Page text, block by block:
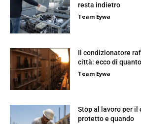
resta indietro
Team Eywa
Il condizionatore
città: ecco di quanto
Team Eywa
Stop al lavoro per il
protetto e quando